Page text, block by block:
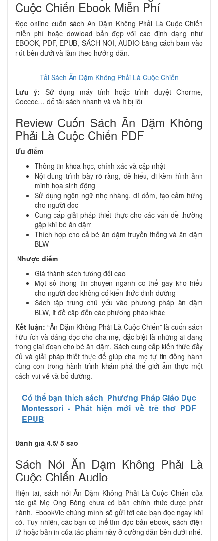
Cuộc Chiến Ebook Miễn Phí
Đọc online cuốn sách Ăn Dặm Không Phải Là Cuộc Chiến
miễn phí hoặc dowload bản đẹp với các định dạng như
EBOOK, PDF, EPUB, SÁCH NÓI, AUDIO bằng cách bấm vào
nút bên dưới và làm theo hướng dẫn.
Tải Sách Ăn Dặm Không Phải Là Cuộc Chiến
Lưu ý: Sử dụng máy tính hoặc trình duyệt Chorme,
Coccoc… để tải sách nhanh và và ít bị lỗi
Review Cuốn Sách Ăn Dặm Không
Phải Là Cuộc Chiến PDF
Ưu điểm
Thông tin khoa học, chính xác và cập nhật
Nội dung trình bày rõ ràng, dễ hiểu, đi kèm hình ảnh
minh họa sinh động
Sử dụng ngôn ngữ nhẹ nhàng, dí dỏm, tạo cảm hứng
cho người đọc
Cung cấp giải pháp thiết thực cho các vấn đề thường
gặp khi bé ăn dặm
Thích hợp cho cả bé ăn dặm truyền thống và ăn dặm
BLW
Nhược điểm
Giá thành sách tương đối cao
Một số thông tin chuyên ngành có thể gây khó hiểu
cho người đọc không có kiến thức dinh dưỡng
Sách tập trung chủ yếu vào phương pháp ăn dặm
BLW, ít đề cập đến các phương pháp khác
Kết luận: “Ăn Dặm Không Phải Là Cuộc Chiến” là cuốn sách
hữu ích và đáng đọc cho cha mẹ, đặc biệt là những ai đang
trong giai đoạn cho bé ăn dặm. Sách cung cấp kiến thức đầy
đủ và giải pháp thiết thực để giúp cha mẹ tự tin đồng hành
cùng con trong hành trình khám phá thế giới ẩm thực một
cách vui vẻ và bổ dưỡng.
Có thể bạn thích sách Phương Pháp Giáo Dục
Montessori - Phát hiện mới về trẻ thơ PDF
EPUB
Đánh giá 4.5/ 5 sao
Sách Nói Ăn Dặm Không Phải Là
Cuộc Chiến Audio
Hiện tại, sách nói Ăn Dặm Không Phải Là Cuộc Chiến của
tác giả Mẹ Ong Bông chưa có bản chính thức được phát
hành. EbookVie chúng mình sẽ gửi tới các bạn đọc ngay khi
có. Tuy nhiên, các bạn có thể tìm đọc bản ebook, sách điện
tử hoặc bản in của tác phẩm này ở đường dẫn bên dưới nhé.